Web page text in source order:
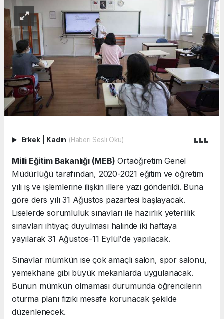
Erkek Kadın (Haberi Sesli Oku)
Milli Eğitim Bakanlığı (MEB) Ortaöğretim Genel
Müdürlüğü tarafından, 2020-2021 eğitim ve öğretim
yılı iş ve işlemlerine ilişkin illere yazı gönderildi. Buna
göre ders yılı 31 Ağustos pazartesi başlayacak.
Liselerde sorumluluk sınavları ile hazırlık yeterlilik
sınavları ihtiyaç duyulması halinde iki haftaya
yayılarak 31 Ağustos-11 Eylül'de yapılacak.
Sınavlar mümkün ise çok amaçlı salon, spor salonu,
yemekhane gibi büyük mekanlarda uygulanacak.
Bunun mümkün olmaması durumunda öğrencilerin
oturma planı fiziki mesafe korunacak şekilde
düzenlenecek.